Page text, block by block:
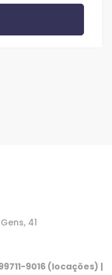
41
9016 (locações) |